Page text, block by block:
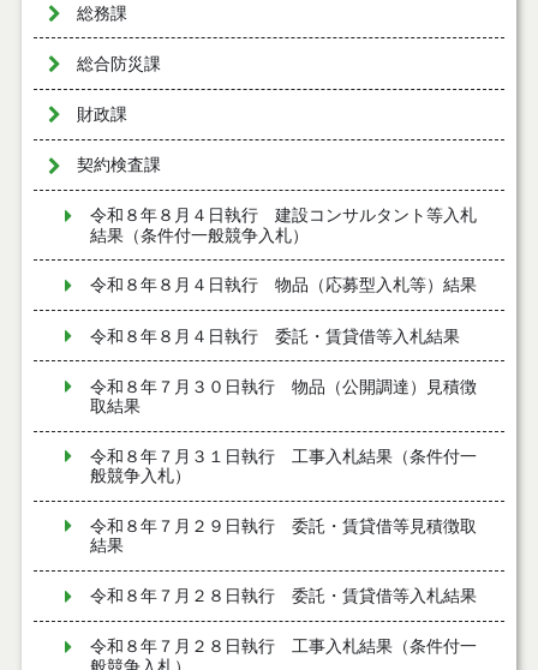
総務課
総合防災課
財政課
契約検査課
令和８年８月４日執行 建設コンサルタント等入札
結果（条件付一般競争入札）
令和８年８月４日執行 物品（応募型入札等）結果
令和８年８月４日執行 委託・賃貸借等入札結果
令和８年７月３０日執行 物品（公開調達）見積徴
取結果
令和８年７月３１日執行 工事入札結果（条件付一
般競争入札）
令和８年７月２９日執行 委託・賃貸借等見積徴取
結果
令和８年７月２８日執行 委託・賃貸借等入札結果
令和８年７月２８日執行 工事入札結果（条件付一